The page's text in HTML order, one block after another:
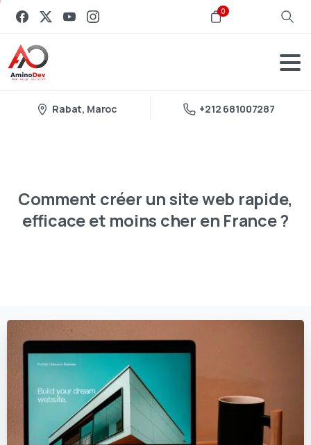
0
Rabat, Maroc +212 681007287
Comment créer unsiteweb rapide,
efficaceet moins cher en France?